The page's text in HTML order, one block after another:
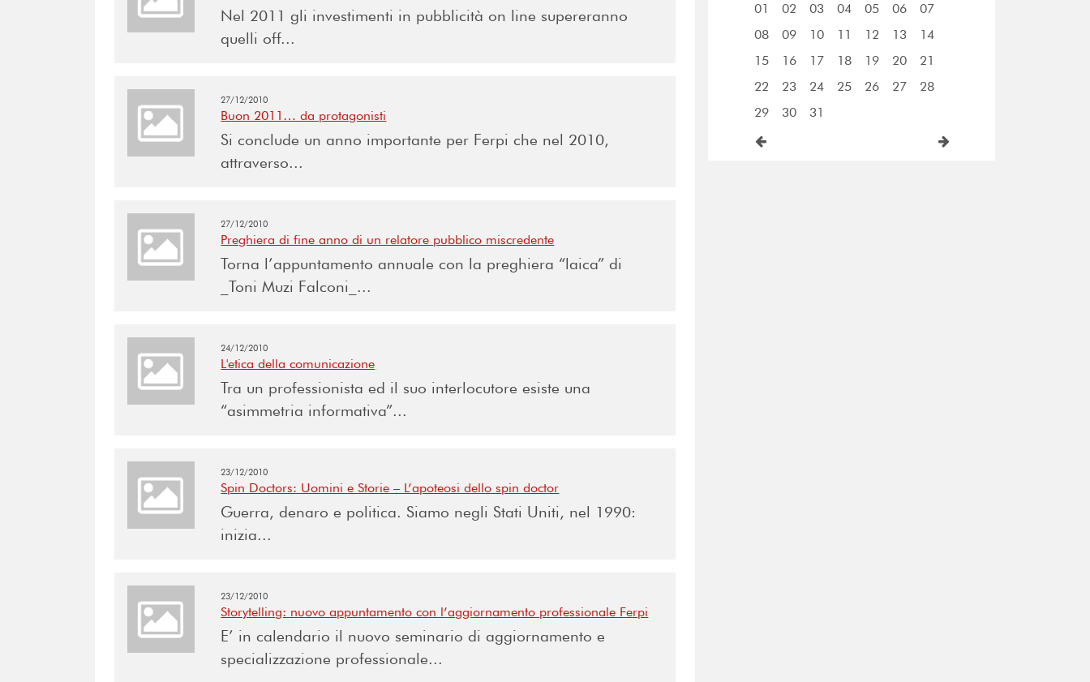
Nel 2011 gli investimenti in pubblicità on line supereranno
quelli off...
27/12/2010
Buon 2011… da protagonisti
Si conclude un anno importante per Ferpi che nel 2010,
attraverso...
27/12/2010
Preghiera di fine anno di un relatore pubblico miscredente
Torna l’appuntamento annuale con la preghiera “laica” di
_Toni Muzi Falconi_...
24/12/2010
L'etica della comunicazione
Tra un professionista ed il suo interlocutore esiste una
“asimmetria informativa”...
23/12/2010
Spin Doctors: Uomini e Storie – L’apoteosi dello spin doctor
Guerra, denaro e politica. Siamo negli Stati Uniti, nel 1990:
inizia...
23/12/2010
Storytelling: nuovo appuntamento con l’aggiornamento professionale Ferpi
E’ in calendario il nuovo seminario di aggiornamento e
specializzazione professionale...
01
02 03 04 05 06
07
08
09 10 11 12 13
14
15
16 17 18 19 20
21
22
23 24 25 26 27
28
29
30 31